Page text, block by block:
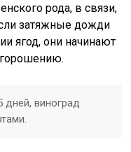
рода, в связи,
затяжные дожди
ягод, они начинают
горошению.
дней, виноград